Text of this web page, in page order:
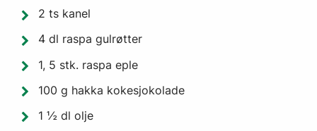
2 ts kanel
4 dl raspa gulrøtter
1, 5 stk. raspa eple
100 g hakka kokesjokolade
1 ½ dl olje